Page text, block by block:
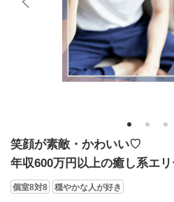
1 2 3
笑顔が素敵・かわいい♡
年収600万円以上の癒し系エ
個室8対8 穏やかな人が好き